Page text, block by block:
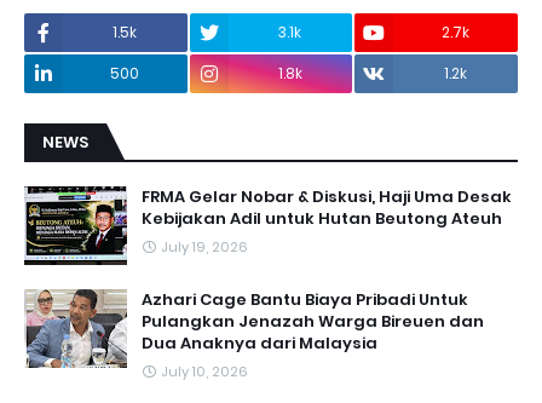
1.5k 3.1k
2.7k
500
1.8k 1.2k
NEWS
FRMA Gelar Nobar & Diskusi, Haji Uma Desak
Kebijakan Adil untuk Hutan Beutong Ateuh
July 19, 2026
Azhari Cage Bantu Biaya Pribadi Untuk
Pulangkan Jenazah Warga Bireuen dan
Dua Anaknya dari Malaysia
July 10, 2026